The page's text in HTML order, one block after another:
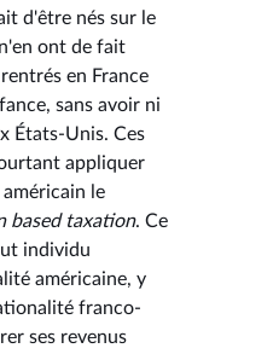
d'être nés sur le
ont de fait
en France
sans avoir ni
États-Unis. Ces
appliquer
le
based taxation. Ce
individu
américaine, y
franco-
ses revenus